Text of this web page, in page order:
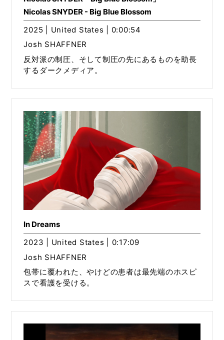
Nicolas SNYDER - Big Blue Blossom
2025 | United States | 0:00:54
Josh SHAFFNER
反対派の制圧、そして制圧の先にあるものを助長
するダークメディア。
In Dreams
2023 | United States | 0:17:09
Josh SHAFFNER
包帯に覆われた、やけどの患者は最先端のホスピ
スで看護を受ける。